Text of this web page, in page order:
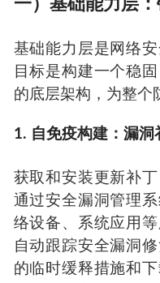
一）基础能力层
基础能力层是网络
目标是构建一个稳
的底层架构，为整个
1. 自免疫构建：漏洞
获取和安装更新补
通过安全漏洞管理
络设备、系统应用
自动跟踪安全漏洞
的临时缓释措施和